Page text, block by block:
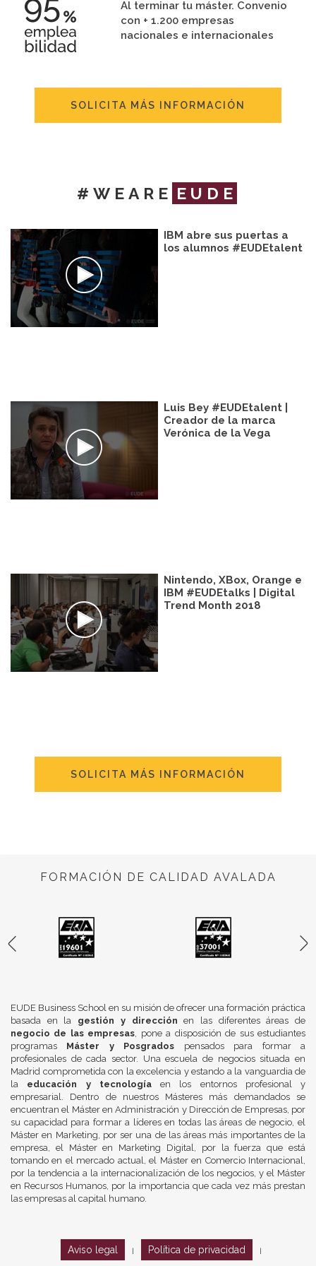
Al terminar tu máster. Convenio
con + 1.200 empresas
nacionales e internacionales
SOLICITA MÁS INFORMACIÓN
#WEARE EUDE
IBM abre sus puertas a
los alumnos #EUDEtalent
Luis Bey #EUDEtalent |
Creador de la marca
Verónica de la Vega
Nintendo, XBox, Orange e
IBM #EUDEtalks | Digital
Trend Month 2018
SOLICITA MÁS INFORMACIÓN
FORMACIÓN DE CALIDAD AVALADA
EUDE Business School en su misión de ofrecer una formación práctica
basada en la gestión y dirección en las diferentes áreas de
negocio de las empresas, pone a disposición de sus estudiantes
programas Máster y Posgrados pensados para formar a
profesionales de cada sector. Una escuela de negocios situada en
Madrid comprometida con la excelencia y estando a la vanguardia de
la educación y tecnologíaen los entornos profesional y
empresarial. Dentro de nuestros Másteres más demandados se
encuentran el Máster en Administración y Dirección de Empresas, por
su capacidad para formar a líderes en todas las áreas de negocio, el
Máster en Marketing, por ser una de las áreas más importantes de la
empresa, el Máster en Marketing Digital, por la fuerza que está
tomando en el mercado actual, el Máster en Comercio Internacional,
por la tendencia a la internacionalización de los negocios, y el Máster
en Recursos Humanos, por la importancia que cada vez más prestan
las empresas al capital humano.
Aviso legal Política de privacidad